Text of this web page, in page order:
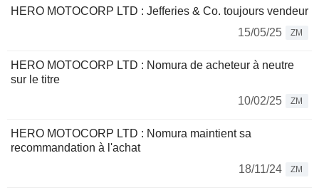
HERO MOTOCORP LTD : Jefferies & Co. toujours vendeur
15/05/25
ZM
HERO MOTOCORP LTD : Nomura de acheteur à neutre
sur le titre
10/02/25
ZM
HERO MOTOCORP LTD : Nomura maintient sa
recommandation à l'achat
18/11/24
ZM